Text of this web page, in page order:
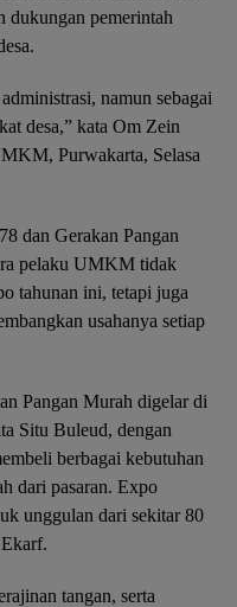
dukungan pemerintah
namun sebagai
desa,” kata Om Zein
Purwakarta, Selasa
dan Gerakan Pangan
pelaku UMKM tidak
tahunan ini, tetapi juga
usahanya setiap
Pangan Murah digelar di
Situ Buleud, dengan
berbagai kebutuhan
dari pasaran. Expo
unggulan dari sekitar 80
tangan, serta